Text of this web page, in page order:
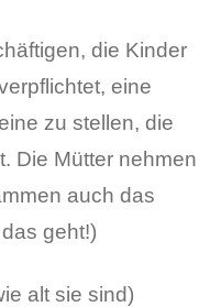
die Kinder
eine
zu stellen, die
Die Mütter nehmen
auch das
geht!)
alt sie sind)